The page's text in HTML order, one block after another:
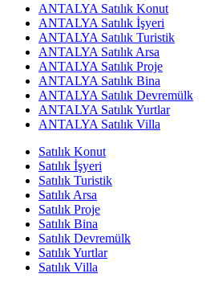
ANTALYA Satılık Konut
ANTALYA Satılık İşyeri
ANTALYA Satılık Turistik
ANTALYA Satılık Arsa
ANTALYA Satılık Proje
ANTALYA Satılık Bina
ANTALYA Satılık Devremülk
ANTALYA Satılık Yurtlar
ANTALYA Satılık Villa
Satılık Konut
Satılık İşyeri
Satılık Turistik
Satılık Arsa
Satılık Proje
Satılık Bina
Satılık Devremülk
Satılık Yurtlar
Satılık Villa